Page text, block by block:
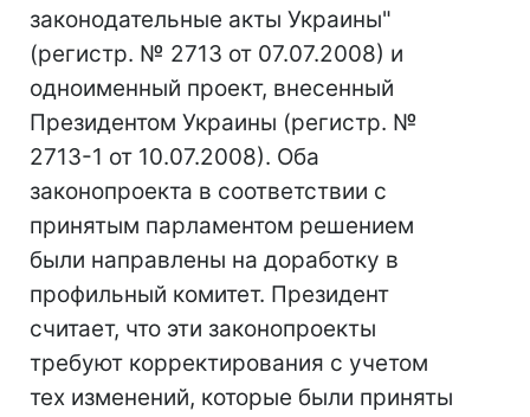
законодательные акты Украины"
(регистр. № 2713 от 07.07.2008) и
одноименный проект, внесенный
Президентом Украины (регистр. №
2713-1 от 10.07.2008). Оба
законопроекта в соответствии с
принятым парламентом решением
были направлены на доработку в
профильный комитет. Президент
считает, что эти законопроекты
требуют корректирования с учетом
тех изменений, которые были приняты